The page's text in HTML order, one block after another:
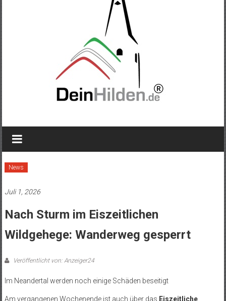
News
Juli 1, 2026
Nach Sturm im Eiszeitlichen
Wildgehege: Wanderweg gesperrt
Veröffentlicht von: Anzeiger24
Im Neandertal werden noch einige Schäden beseitigt
Am vergangenen Wochenende ist auch über das Eiszeitliche